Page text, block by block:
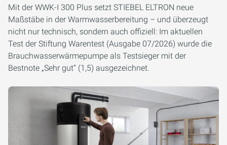
Mit der WWK-I 300 Plus setzt STIEBEL ELTRON neue
Maßstäbe in der Warmwasserbereitung – und überzeugt
nicht nur technisch, sondern auch offiziell: Im aktuellen
Test der Stiftung Warentest (Ausgabe 07/2026) wurde die
Brauchwasserwärmepumpe als Testsieger mit der
Bestnote „Sehr gut“ (1,5) ausgezeichnet.